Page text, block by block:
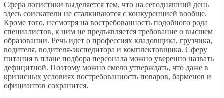
Сфера логистики выделяется тем, что на сегодняшний день
здесь соискатели не сталкиваются с конкуренцией вообще.
Кроме того, несмотря на востребованность подобного рода
специалистов, к ним не предъявляется требование о высшем
образовании. Речь идет о профессиях кладовщика, грузчика,
водителя, водителя-экспедитора и комплектовщика. Сферу
питания в плане подбора персонала можно уверенно назвать
дефицитной. Поэтому можно смело утверждать, что даже в
кризисных условиях востребованность поваров, барменов и
официантов сохранится.